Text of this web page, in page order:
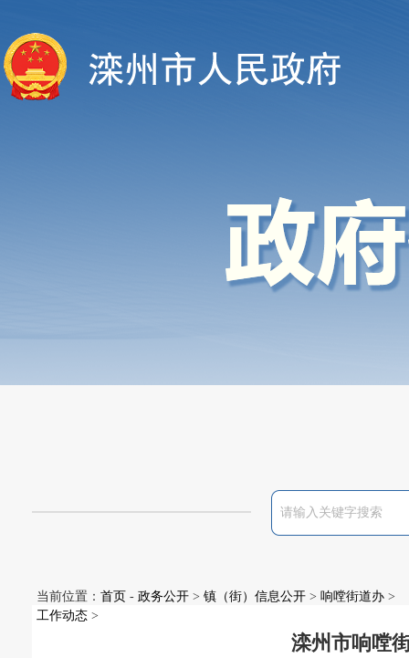
当前位置： 首页 - 政务公开 > 镇（街）信息公开 > 响嘡街道办 >
工作动态 >
滦州市响嘡